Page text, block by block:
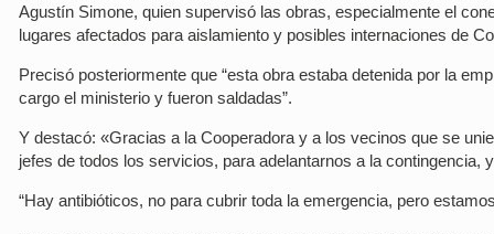
Agustín Simone, quien supervisó las obras, especialmente el
lugares afectados para aislamiento y posibles internaciones de
Precisó posteriormente que “esta obra estaba detenida por la
cargo el ministerio y fueron saldadas”.
Y destacó: «Gracias a la Cooperadora y a los vecinos que se
jefes de todos los servicios, para adelantarnos a la
“Hay antibióticos, no para cubrir toda la emergencia, pero